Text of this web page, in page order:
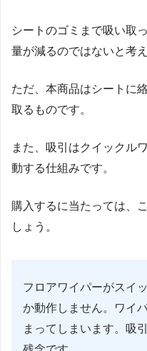
シートのゴミまで吸い取
量が減るのではないと考
ただ、本商品はシートに
取るものです。
また、吸引はクイックル
動する仕組みです。
購入するに当たっては、
しょう。
フロアワイパーがスイ
か動作しません。ワイ
まってしまいます。吸